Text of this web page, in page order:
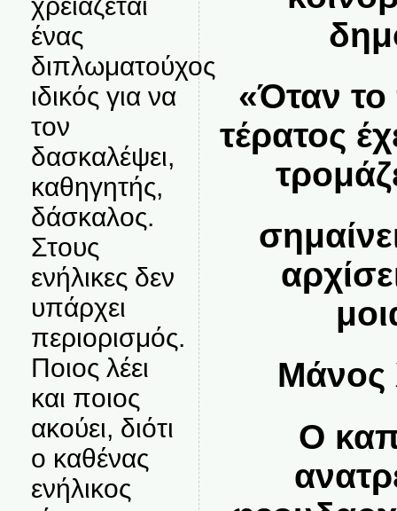
ένας
διπλωματούχος
ιδικός για να
τον
δασκαλέψει,
καθηγητής,
δάσκαλος.
Στους
ενήλικες δεν
υπάρχει
περιορισμός.
Ποιος λέει
και ποιος
ακούει, διότι
ο καθένας
ενήλικος
«Όταν
τέρατος
Μάνος
Ο